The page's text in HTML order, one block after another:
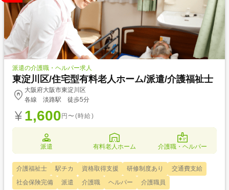
派遣の介護職・ヘルパー求人
東淀川区/住宅型有料老人ホーム/派遣/介護福祉士
大阪府大阪市東淀川区
各線 淡路駅 徒歩5分
1,600 円〜(時給)
派遣 有料老人ホーム 介護職・ヘルパー
介護福祉士 駅チカ 資格取得支援 研修制度あり
交通費支給
社会保険完備
派遣 介護職 ヘルパー 介護職員